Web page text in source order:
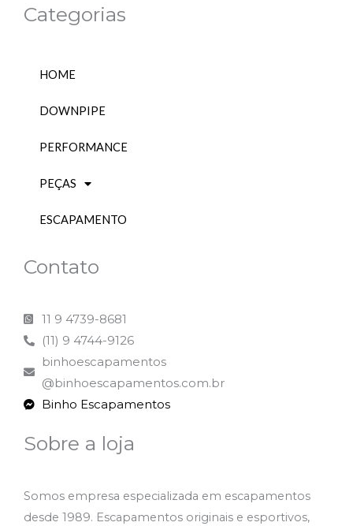
Categorias
HOME
DOWNPIPE
PERFORMANCE
PEÇAS
ESCAPAMENTO
Contato
11 9 4739-8681
(11) 9 4744-9126
binhoescapamentos
@binhoescapamentos.com.br
Binho Escapamentos
Sobre a loja
Somos empresa especializada em escapamentos
desde 1989. Escapamentos originais e esportivos,